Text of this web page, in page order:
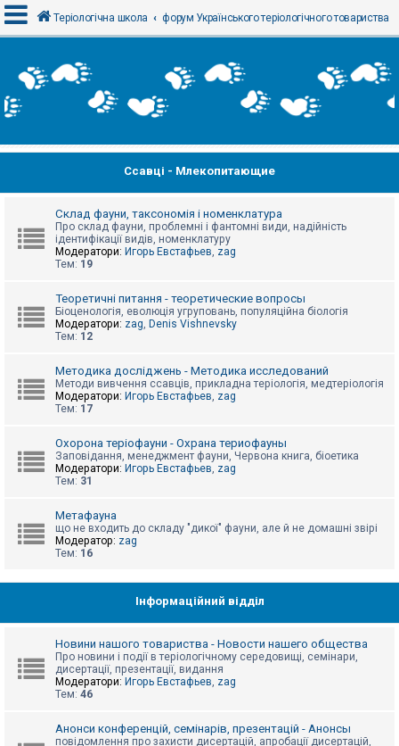
х
і
т
р
а
б
е
д
п
о
е
й
А
и
т
Теріологічна школа форум Українського теріологічного товариства
Ссавці - Млекопитающие
Склад фауни, таксономія і номенклатура
Про склад фауни, проблемні і фантомні види, надійність
ідентифікації видів, номенклатуру
Модератори: Игорь Евстафьев, zag
Тем: 19
Теоретичні питання - теоретические вопросы
Біоценологія, еволюція угруповань, популяційна біологія
Модератори: zag, Denis Vishnevsky
Тем: 12
Методика досліджень - Методика исследований
Методи вивчення ссавців, прикладна теріологія, медтеріологія
Модератори: Игорь Евстафьев, zag
Тем: 17
Охорона теріофауни - Охрана териофауны
Заповідання, менеджмент фауни, Червона книга, біоетика
Модератори: Игорь Евстафьев, zag
Тем: 31
Метафауна
що не входить до складу "дикої" фауни, але й не домашні звірі
Модератор: zag
Тем: 16
Інформаційний відділ
Новини нашого товариства - Новости нашего общества
Про новини і події в теріологічному середовищі, семінари,
дисертації, презентації, видання
Модератори: Игорь Евстафьев, zag
Тем: 46
Анонси конференцій, семінарів, презентацій - Анонсы
повідомлення про захисти дисертацій, апробації дисертацій,